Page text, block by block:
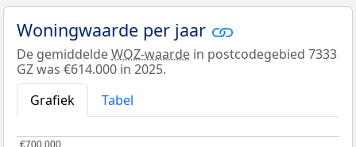
Woningwaarde per jaar
De gemiddeldeWOZ-waarde in postcodegebied 7333
GZ was €614.000 in 2025.
Grafiek
Tabel
€700.000
€700.000